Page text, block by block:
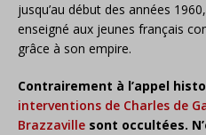
jusqu’au début des années
enseigné aux jeunes français
grâce à son empire.
Contrairement à l’appel
interventions de Charles de
Brazzaville sont occultées.